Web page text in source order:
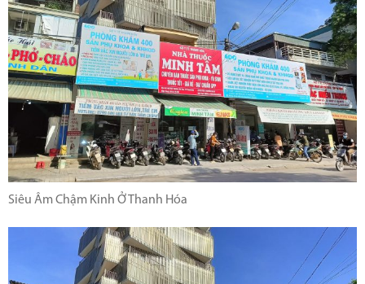
Siêu Âm Chậm Kinh Ở Thanh Hóa